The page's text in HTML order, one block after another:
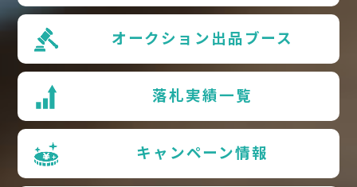
オークション出品ブース
落札実績一覧
キャンペーン情報